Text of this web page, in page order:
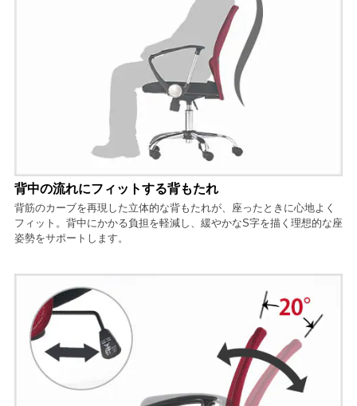
背中の流れにフィットする背もたれ
背筋のカーブを再現した立体的な背もたれが、座ったときに心地よく
フィット。背中にかかる負担を軽減し、緩やかなS字を描く理想的な座
姿勢をサポートします。